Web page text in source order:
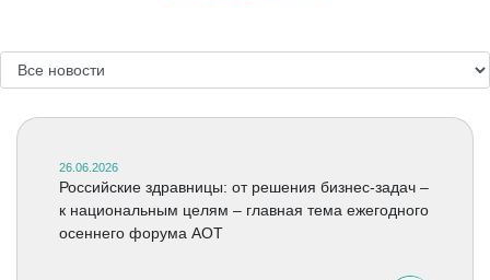
26.06.2026
Российские здравницы: от решения бизнес-задач –
к национальным целям – главная тема ежегодного
осеннего форума АОТ